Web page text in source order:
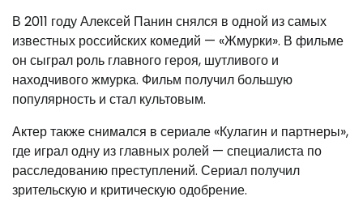
В 2011 году Алексей Панин снялся в одной из самых
известных российских комедий — «Жмурки». В фильме
он сыграл роль главного героя, шутливого и
находчивого жмурка. Фильм получил большую
популярность и стал культовым.
Актер также снимался в сериале «Кулагин и партнеры»,
где играл одну из главных ролей — специалиста по
расследованию преступлений. Сериал получил
зрительскую и критическую одобрение.